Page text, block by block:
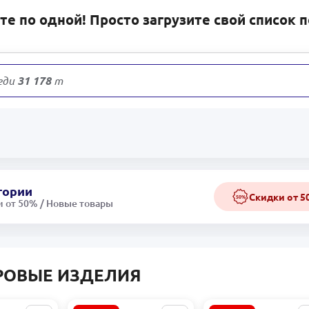
по одной! Просто загрузите свой список
31 178товаров
от 50% / Новые товары
50% Скидки от
ИЗДЕЛИЯ